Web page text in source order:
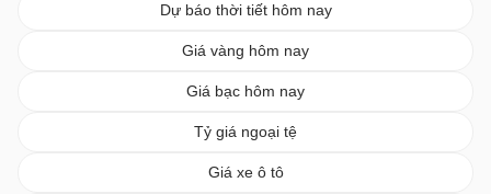
Dự báo thời tiết hôm nay
Giá vàng hôm nay
Giá bạc hôm nay
Tỷ giá ngoại tệ
Giá xe ô tô